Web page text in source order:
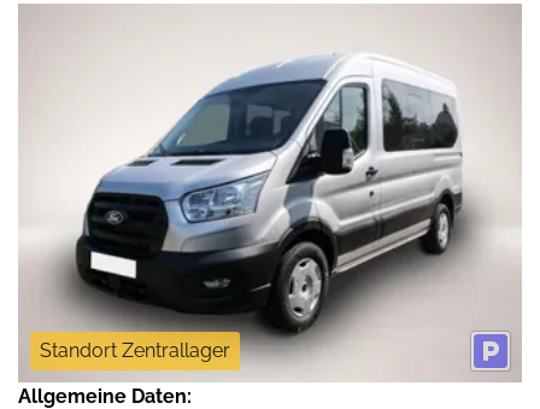
Standort Zentrallager
Allgemeine Daten: